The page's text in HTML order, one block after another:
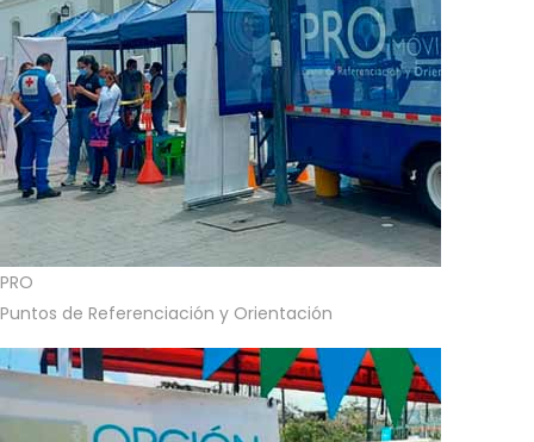
PRO
Puntos de Referenciación y Orientación